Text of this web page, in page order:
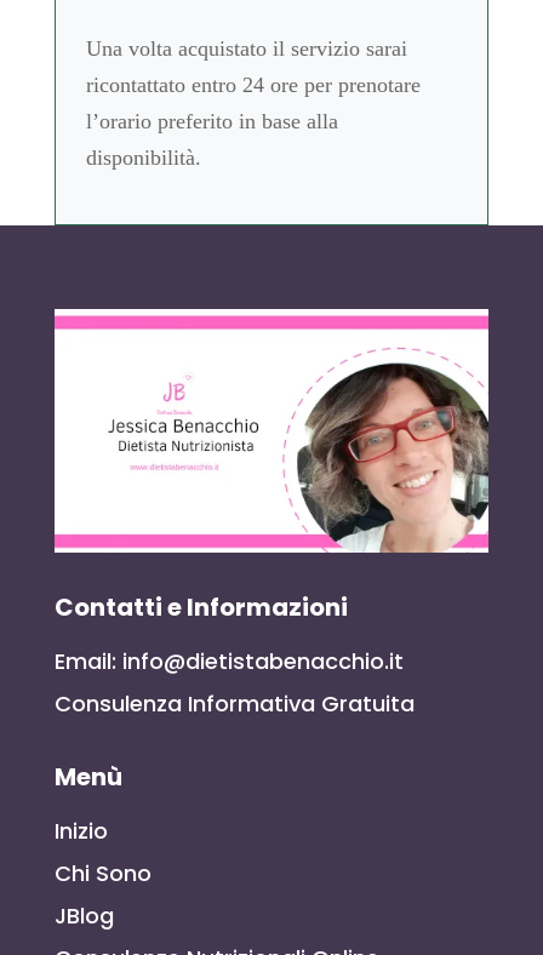
quantità
Una volta acquistato il servizio sarai
ricontattato entro 24 ore per prenotare
l’orario preferito in base alla
disponibilità.
Contatti e Informazioni
Email: info@dietistabenacchio.it
Consulenza Informativa Gratuita
Menù
Inizio
Chi Sono
JBlog